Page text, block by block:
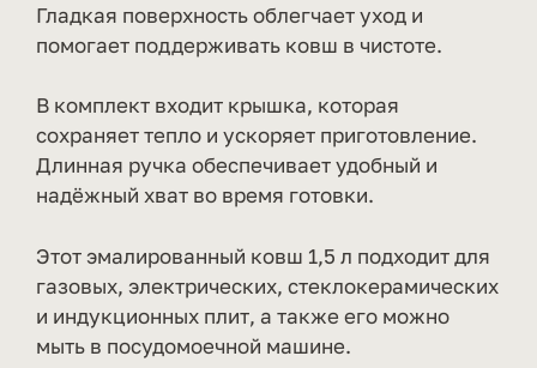
Гладкая поверхность облегчает уход и
помогает поддерживать ковш в чистоте.
В комплект входит крышка, которая
сохраняет тепло и ускоряет приготовление.
Длинная ручка обеспечивает удобный и
надёжный хват во время готовки.
Этот эмалированный ковш 1,5 л подходит для
газовых, электрических, стеклокерамических
и индукционных плит, а также его можно
мыть в посудомоечной машине.